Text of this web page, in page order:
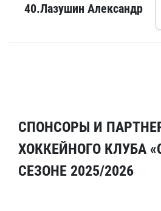
40.Лазушин Александр
СПОНСОРЫ И
ХОККЕЙНОГО КЛУБА
СЕЗОНЕ 2025/2026